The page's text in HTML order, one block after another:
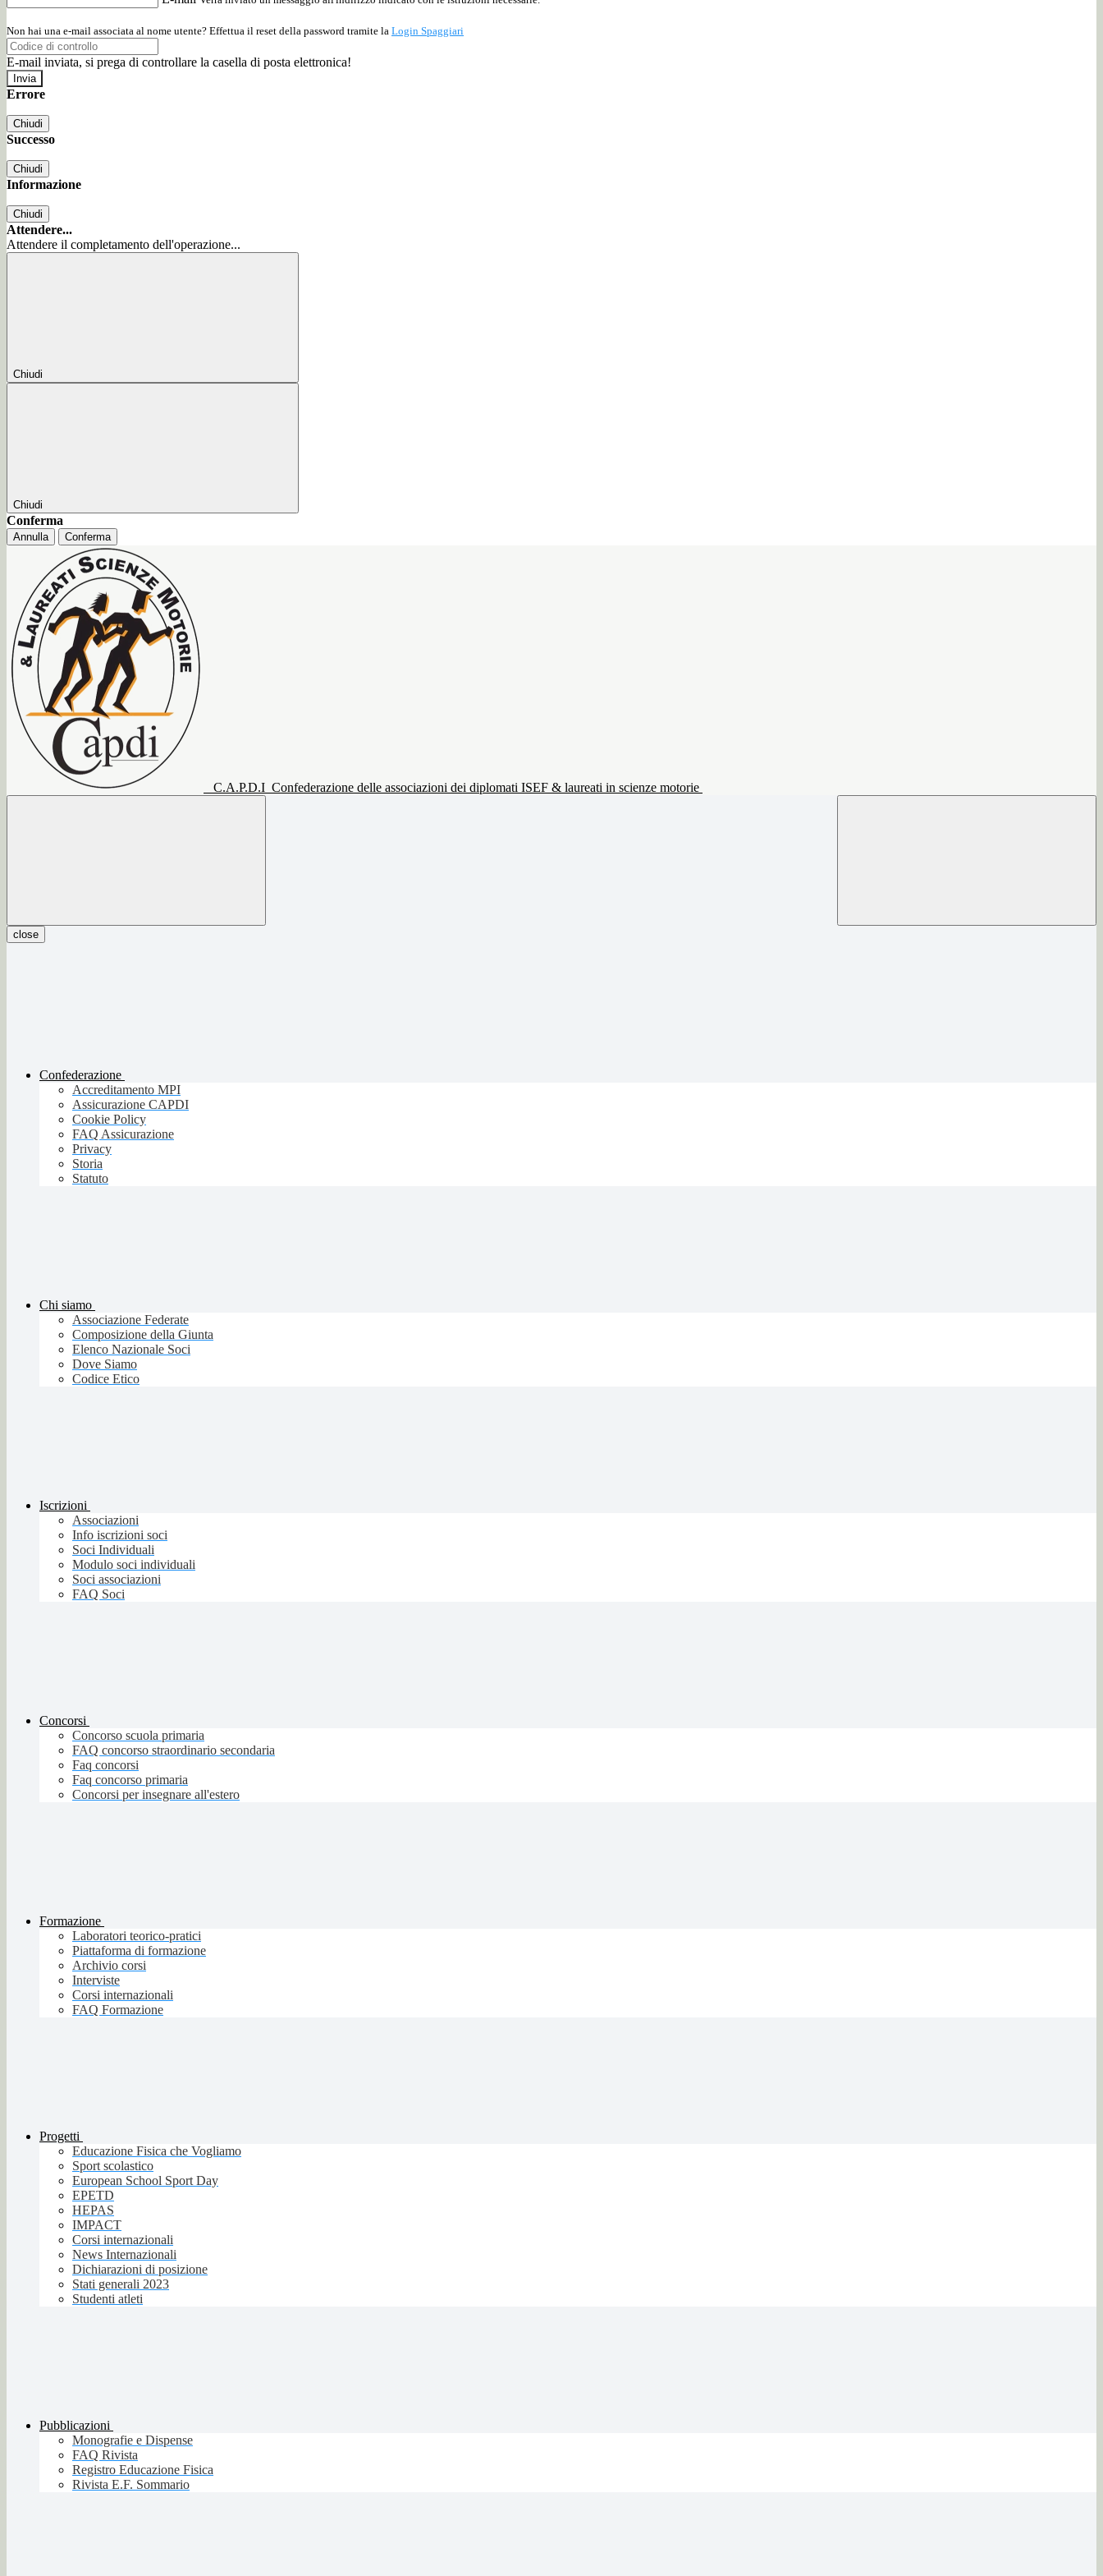
Non hai una e-mail associata al nome utente? Effettua il reset della password tramite la Login Spaggiari
E-mail inviata, si prega di controllare la casella di posta elettronica!
Errore
Chiudi
Successo
Chiudi
Informazione
Chiudi
Attendere...
Attendere il completamento dell'operazione...
Chiudi
Chiudi
Conferma
Annulla Conferma
C.A.P.D.I Confederazione delle associazioni dei diplomati ISEF & laureati in scienze motorie
close
Confederazione
Accreditamento MPI
Assicurazione CAPDI
Cookie Policy
FAQ Assicurazione
Privacy
Storia
Statuto
Chi siamo
Associazione Federate
Composizione della Giunta
Elenco Nazionale Soci
Dove Siamo
Codice Etico
Iscrizioni
Associazioni
Info iscrizioni soci
Soci Individuali
Modulo soci individuali
Soci associazioni
FAQ Soci
Concorsi
Concorso scuola primaria
FAQ concorso straordinario secondaria
Faq concorsi
Faq concorso primaria
Concorsi per insegnare all'estero
Formazione
Laboratori teorico-pratici
Piattaforma di formazione
Archivio corsi
Interviste
Corsi internazionali
FAQ Formazione
Progetti
Educazione Fisica che Vogliamo
Sport scolastico
European School Sport Day
EPETD
HEPAS
IMPACT
Corsi internazionali
News Internazionali
Dichiarazioni di posizione
Stati generali 2023
Studenti atleti
Pubblicazioni
Monografie e Dispense
FAQ Rivista
Registro Educazione Fisica
Rivista E.F. Sommario